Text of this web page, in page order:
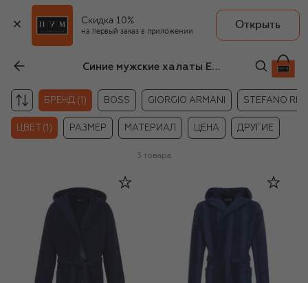
Скидка 10%
на первый заказ в приложении
Открыть
Синие мужские халаты Emporio Armani
БРЕНД (1) BOSS GIORGIO ARMANI STEFANO
ЦВЕТ (1) РАЗМЕР МАТЕРИАЛ ЦЕНА ДРУГИЕ
3 товара